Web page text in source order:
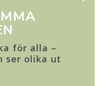
för alla –
ser olika ut